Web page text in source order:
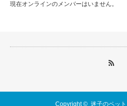
現在オンラインのメンバーはいません。
Copyright © 迷子のペッ